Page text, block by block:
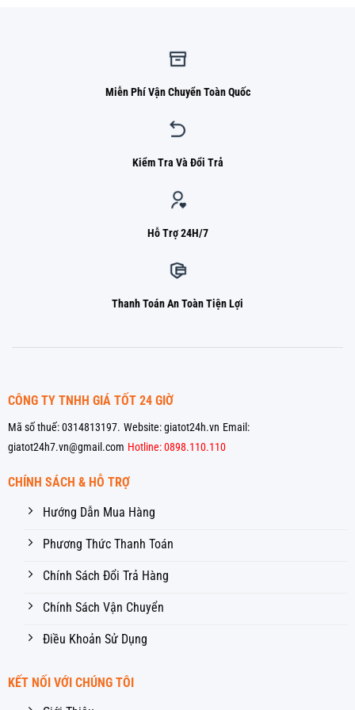
Miễn Phí Vận Chuyển Toàn Quốc
Kiểm Tra Và Đổi Trả
Hỗ Trợ 24H/7
Thanh Toán An Toàn Tiện Lợi
CÔNG TY TNHH GIÁ TỐT 24 GIỜ
Mã số thuế: 0314813197. Website: giatot24h.vn Email:
giatot24h7.vn@gmail.com Hotline: 0898.110.110
CHÍNH SÁCH & HỖ TRỢ
Hướng Dẫn Mua Hàng
Phương Thức Thanh Toán
Chính Sách Đổi Trả Hàng
Chính Sách Vận Chuyển
Điều Khoản Sử Dụng
KẾT NỐI VỚI CHÚNG TÔI